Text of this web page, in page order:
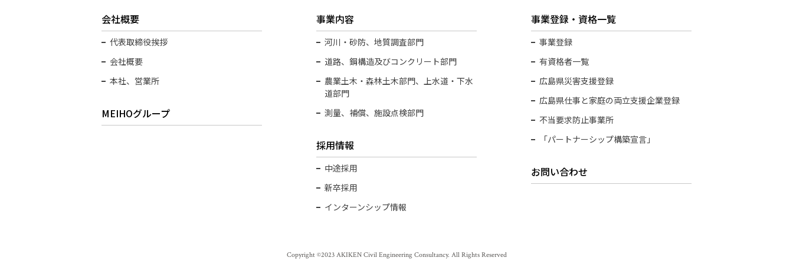
会社概要
代表取締役挨拶
会社概要
本社、営業所
MEIHOグループ
事業内容
河川・砂防、地質調査部⾨
道路、鋼構造及びコンクリート部門
農業土木・森林土木部門、上水道・下水
道部門
測量、補償、施設点検部⾨
採用情報
中途採用
新卒採用
インターンシップ情報
事業登録・資格一覧
事業登録
有資格者一覧
広島県災害支援登録
広島県仕事と家庭の両立支援企業登録
不当要求防止事業所
「パートナーシップ構築宣言」
お問い合わせ
Copyright ©2023 AKIKEN Civil Engineering Consultancy. All Rights Reserved